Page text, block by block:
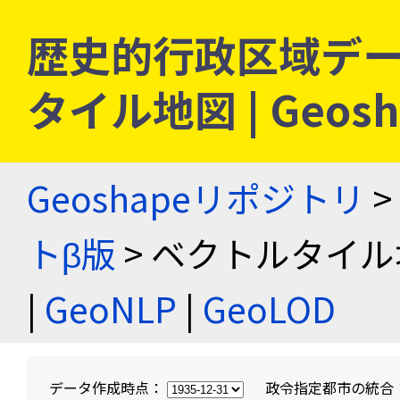
歴史的行政区域デ
タイル地図 |
Geoshapeリポジトリ >
トβ版 > ベクトルタイ
| GeoNLP | GeoLOD
データ作成時点： 政令指定都市の統